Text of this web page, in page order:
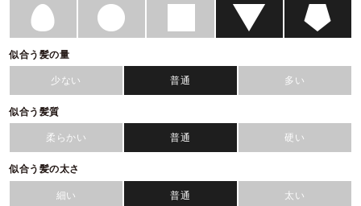
似合う髪の量
少ない 普通 多い
似合う髪質
柔らかい 普通 硬い
似合う髪の太さ
細い 普通 太い